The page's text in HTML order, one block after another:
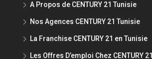
A Propos de CENTURY 21 Tunisie
Nos Agences CENTURY 21 Tunisie
La Franchise CENTURY 21 en Tunisie
Les Offres D’emploi Chez CENTURY 21